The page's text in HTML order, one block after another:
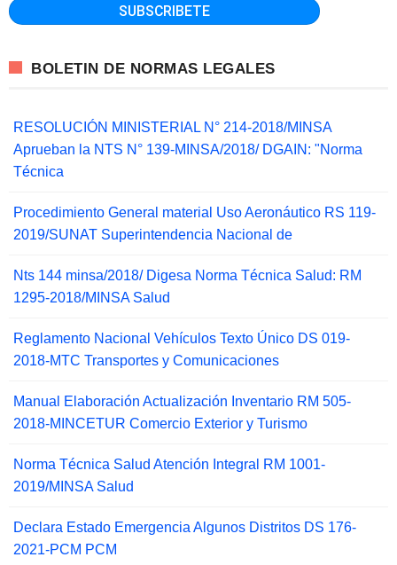
BOLETIN DE NORMAS LEGALES
RESOLUCIÓN MINISTERIAL N° 214-2018/MINSA
Aprueban la NTS N° 139-MINSA/2018/ DGAIN: "Norma
Técnica
Procedimiento General material Uso Aeronáutico RS 119-
2019/SUNAT Superintendencia Nacional de
Nts 144 minsa/2018/ Digesa Norma Técnica Salud: RM
1295-2018/MINSA Salud
Reglamento Nacional Vehículos Texto Único DS 019-
2018-MTC Transportes y Comunicaciones
Manual Elaboración Actualización Inventario RM 505-
2018-MINCETUR Comercio Exterior y Turismo
Norma Técnica Salud Atención Integral RM 1001-
2019/MINSA Salud
Declara Estado Emergencia Algunos Distritos DS 176-
2021-PCM PCM